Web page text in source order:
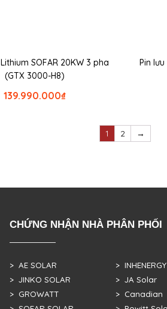
SOFAR 20KW 3 pha
(GTX 3000-H8)
₫
139.990.000
Pin
1 2 →
CHỨNG NHẬN NHÀ PHÂN PHỐI
> AE SOLAR
> JINKO SOLAR
> GROWATT
> INHENERGY
> JA Solar
> Canadian